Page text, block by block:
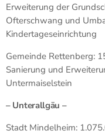
Erweiterung der
Ofterschwang und
Kindertageseinrichtung
Gemeinde Rettenberg:
Sanierung und
Untermaiselstein
– Unterallgäu –
Stadt Mindelheim: